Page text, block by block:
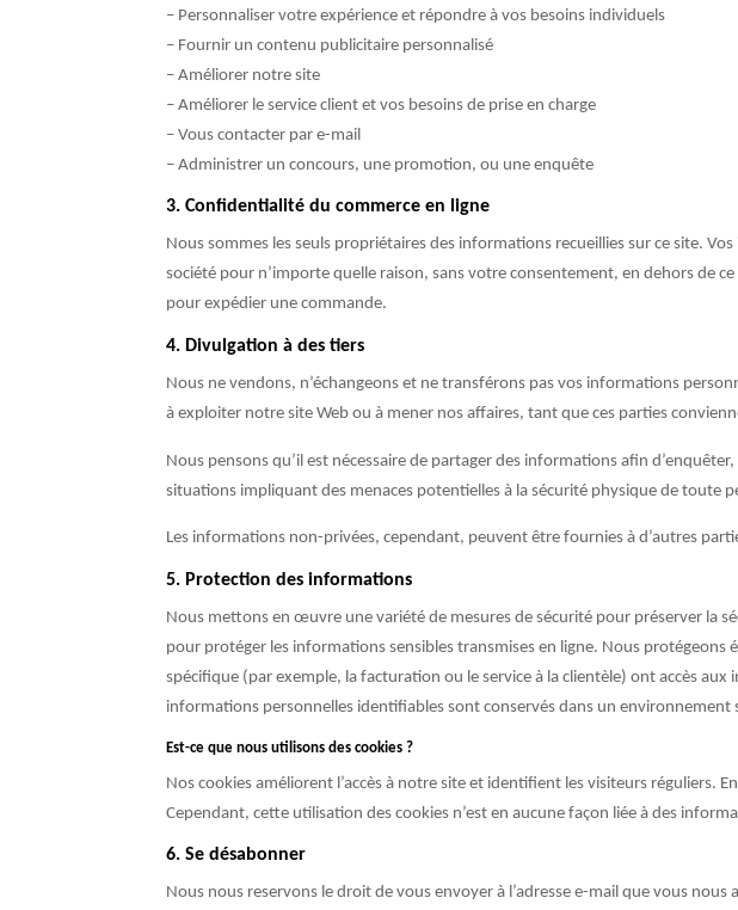
– Personnaliser votre expérience et répondre à vos besoins individuels
– Fournir un contenu publicitaire personnalisé
– Améliorer notre site
– Améliorer le service client et vos besoins de prise en charge
– Vous contacter par e-mail
– Administrer un concours, une promotion, ou une enquête
3. Confidentialité du commerce en ligne
Nous sommes les seuls propriétaires des informations recueillies sur ce site.
société pour n’importe quelle raison, sans votre consentement, en dehors de
pour expédier une commande.
4. Divulgation à des tiers
Nous ne vendons, n’échangeons et ne transférons pas vos informations
à exploiter notre site Web ou à mener nos affaires, tant que ces parties
Nous pensons qu’il est nécessaire de partager des informations afin
situations impliquant des menaces potentielles à la sécurité physique de
Les informations non-privées, cependant, peuvent être fournies à d’autres
5. Protection des informations
Nous mettons en œuvre une variété de mesures de sécurité pour préserver la
pour protéger les informations sensibles transmises en ligne. Nous
spécifique (par exemple, la facturation ou le service à la clientèle) ont accès
informations personnelles identifiables sont conservés dans un environnement
Est-ce que nous utilisons des cookies ?
Nos cookies améliorent l’accès à notre site et identifient les visiteurs réguliers.
Cependant, cette utilisation des cookies n’est en aucune façon liée à des
6. Se désabonner
Nous nous reservons le droit de vous envoyer à l’adresse e-mail que vous